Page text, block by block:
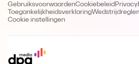
GebruiksvoorwaardenCookiebeleid
Toegankelijkheidsverklaring
Cookie instellingen